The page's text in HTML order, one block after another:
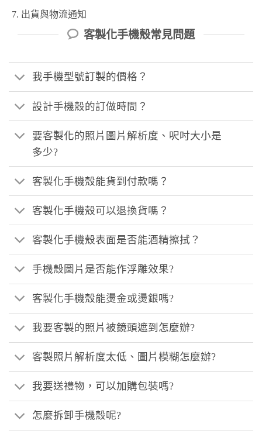
出貨與物流通知
客製化手機殼常見問題
我手機型號訂製的價格？
設計手機殼的訂做時間？
要客製化的照片圖片解析度、呎吋大小是
多少?
客製化手機殼能貨到付款嗎？
客製化手機殼可以退換貨嗎？
客製化手機殼表面是否能酒精擦拭？
手機殼圖片是否能作浮雕效果?
客製化手機殼能燙金或燙銀嗎?
我要客製的照片被鏡頭遮到怎麼辦?
客製照片解析度太低、圖片模糊怎麼辦?
我要送禮物，可以加購包裝嗎?
怎麼拆卸手機殼呢?